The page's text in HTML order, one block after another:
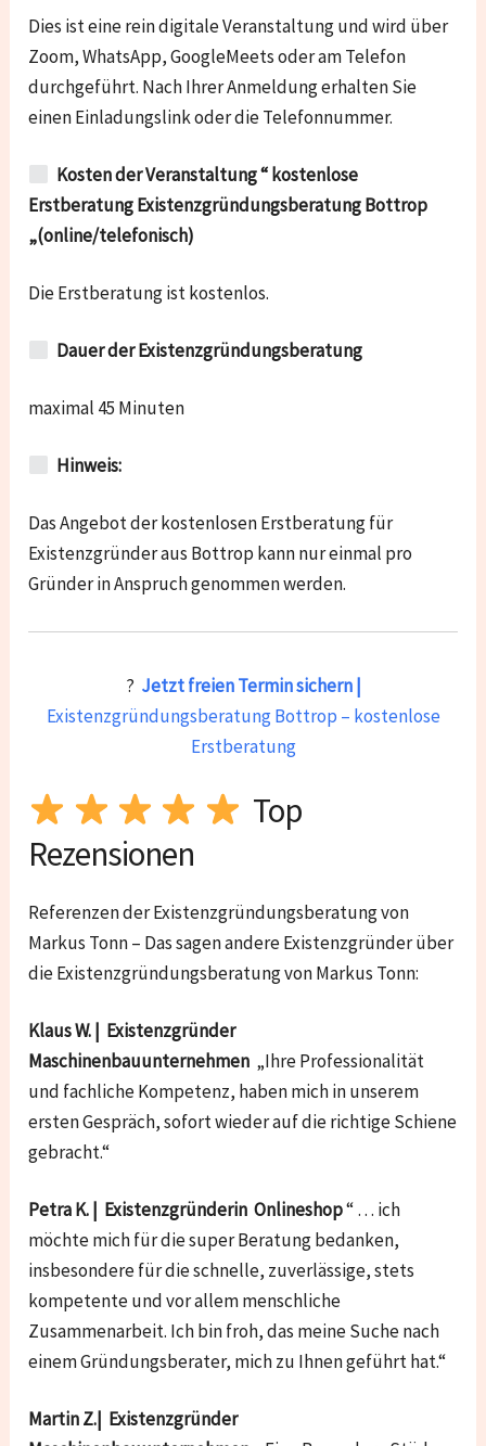
Dies ist eine rein digitale Veranstaltung und wird über
Zoom, WhatsApp, GoogleMeets oder am Telefon
durchgeführt. Nach Ihrer Anmeldung erhalten Sie
einen Einladungslink oder die Telefonnummer.
Kosten der Veranstaltung “ kostenlose
Erstberatung Existenzgründungsberatung Bottrop
„(online/telefonisch)
Die Erstberatung ist kostenlos.
Dauer der Existenzgründungsberatung
maximal 45 Minuten
Hinweis:
Das Angebot der kostenlosen Erstberatung für
Existenzgründer aus Bottrop kann nur einmal pro
Gründer in Anspruch genommen werden.
? Jetzt freien Termin sichern |
Existenzgründungsberatung Bottrop – kostenlose
Erstberatung
Top
Rezensionen
Referenzen der Existenzgründungsberatung von
Markus Tonn – Das sagen andere Existenzgründer über
die Existenzgründungsberatung von Markus Tonn:
Klaus W. | Existenzgründer
Maschinenbauunternehmen „Ihre Professionalität
und fachliche Kompetenz, haben mich in unserem
ersten Gespräch, sofort wieder auf die richtige Schiene
gebracht.“
Petra K. | Existenzgründerin Onlineshop“ … ich
möchte mich für die super Beratung bedanken,
insbesondere für die schnelle, zuverlässige, stets
kompetente und vor allem menschliche
Zusammenarbeit. Ich bin froh, das meine Suche nach
einem Gründungsberater, mich zu Ihnen geführt hat.“
Martin Z.| Existenzgründer